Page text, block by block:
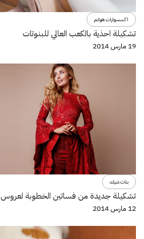
اكسسوارات هوانم
تشكيلة احذية بالكعب العالي للبنوتات
19 مارس 2014
بنات شيك
تشكيلة جديدة من فساتين الخطوبة لعروس 2014 بألوان الطيف
12 مارس 2014